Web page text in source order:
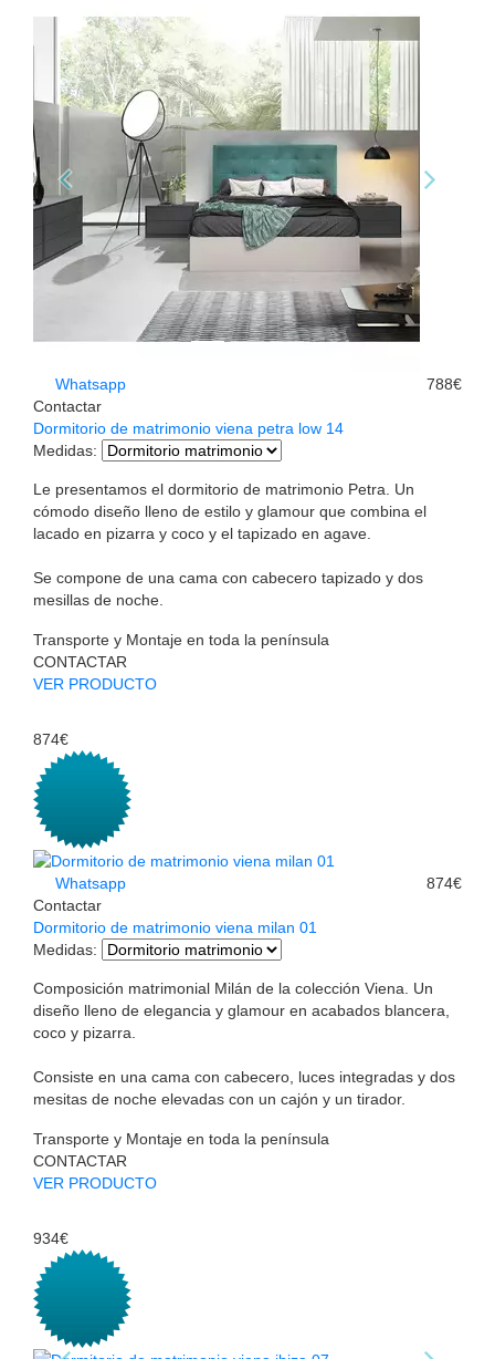
Whatsapp
Contactar
788€
Dormitorio de matrimonio viena petra low 14
Medidas:
Le presentamos el dormitorio de matrimonio Petra. Un
cómodo diseño lleno de estilo y glamour que combina el
lacado en pizarra y coco y el tapizado en agave.
Se compone de una cama con cabecero tapizado y dos
mesillas de noche.
Transporte y Montaje en toda la península
CONTACTAR
VER PRODUCTO
874€
Whatsapp
Contactar
874€
Dormitorio de matrimonio viena milan 01
Medidas:
Composición matrimonial Milán de la colección Viena. Un
diseño lleno de elegancia y glamour en acabados blancera,
coco y pizarra.
Consiste en una cama con cabecero, luces integradas y dos
mesitas de noche elevadas con un cajón y un tirador.
Transporte y Montaje en toda la península
CONTACTAR
VER PRODUCTO
934€